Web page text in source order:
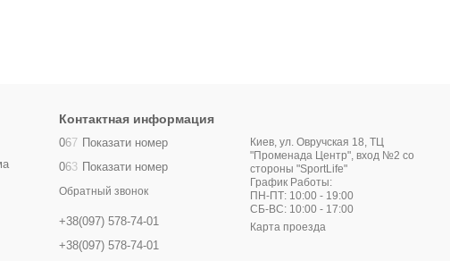
Контактная информация
067 Показати номер
063 Показати номер
Обратный звонок
+38(097) 578-74-01
+38(097) 578-74-01
Киев, ул. Овручская 18, ТЦ
"Променада Центр", вход №2 со
стороны "SportLife"
График Работы:
ПН-ПТ: 10:00 - 19:00
СБ-ВС: 10:00 - 17:00
Карта проезда